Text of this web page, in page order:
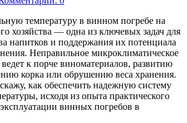
температуру в винном погребе на
хозяйства — одна из ключевых задач для
напитков и поддержания их потенциала
Неправильное микроклиматическое
к порче виноматериалов, развитию
корка или обрушению веса хранения.
как обеспечить надежную систему
исходя из опыта практического
винных погребов в